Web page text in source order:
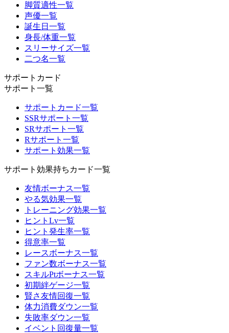
脚質適性一覧
声優一覧
誕生日一覧
身長/体重一覧
スリーサイズ一覧
二つ名一覧
サポートカード
サポート一覧
サポートカード一覧
SSRサポート一覧
SRサポート一覧
Rサポート一覧
サポート効果一覧
サポート効果持ちカード一覧
友情ボーナス一覧
やる気効果一覧
トレーニング効果一覧
ヒントLv一覧
ヒント発生率一覧
得意率一覧
レースボーナス一覧
ファン数ボーナス一覧
スキルPtボーナス一覧
初期絆ゲージ一覧
賢さ友情回復一覧
体力消費ダウン一覧
失敗率ダウン一覧
イベント回復量一覧